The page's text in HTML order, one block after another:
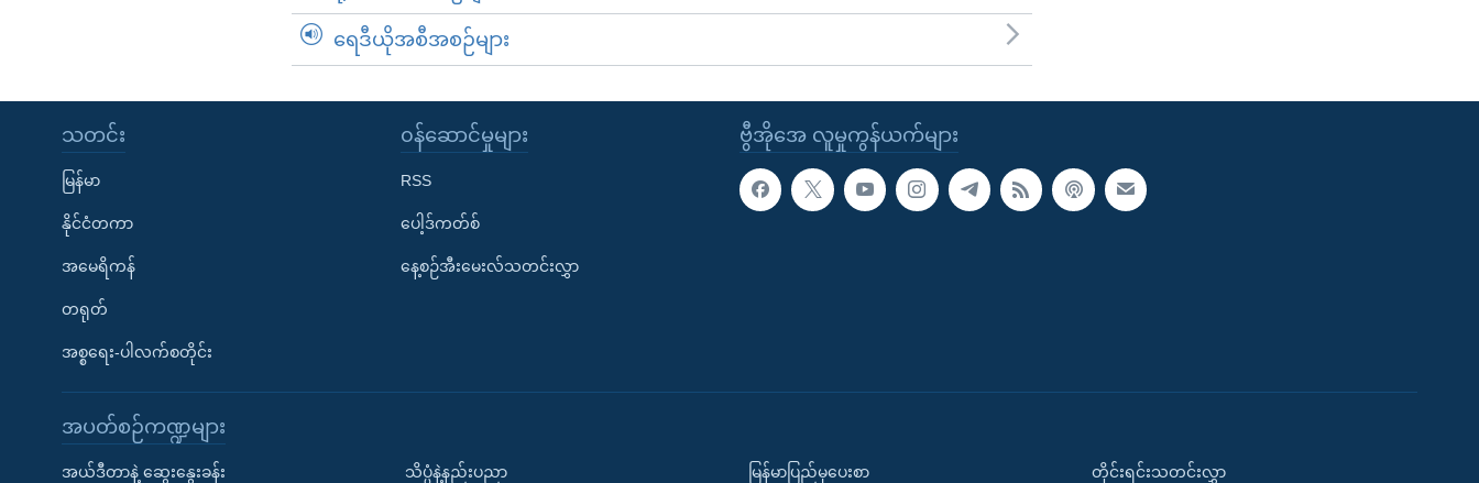
ရေဒီယိုအစီအစဉ်များ
ဗွီအိုအေ လူမှုကွန်ယက်များ
သတင်း
မြန်မာ
နိုင်ငံတကာ
အမေရိကန်
တရုတ်
အစ္စရေး-ပါလက်စတိုင်း
၀န်ဆောင်မှုများ
RSS
ပေါ့ဒ်ကတ်စ်
နေ့စဉ်အီးမေးလ်သတင်းလွှာ
အပတ်စဉ်ကဏ္ဍများ
အယ်ဒီတာနဲ့ ဆွေးနွေးခန်း သိပ္ပံနဲ့နည်းပညာ မြန်မာပြည်မှပေးစာ တိုင်းရင်းသတင်းလွှာ